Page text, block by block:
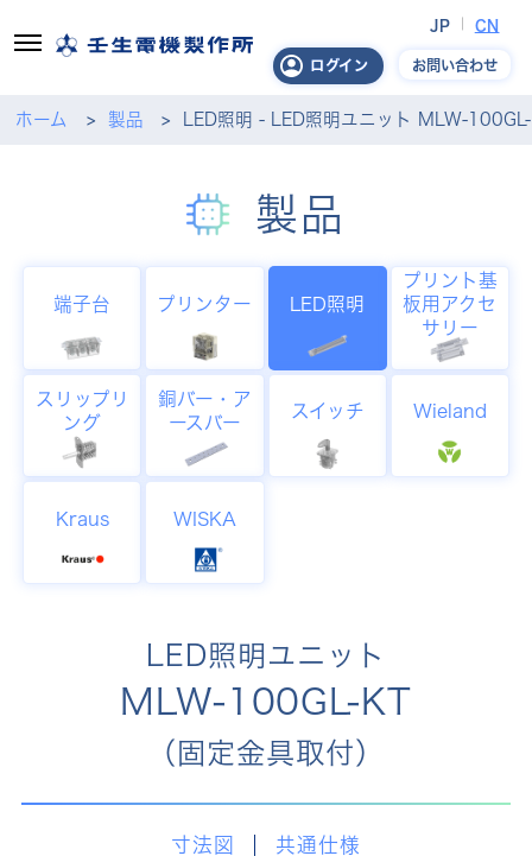
ログイン
JP CN
お問い合わせ
ホーム 製品 LED照明 - LED照明ユニット MLW-
製品
端子台 プリンター LED照明
プリント基
板用アクセ
サリー
スリップリ
ング
銅バー・ア
ースバー
スイッチ Wieland
Kraus WISKA
LED照明ユニット
MLW-100GL-KT
（固定金具取付）
寸法図 共通仕様